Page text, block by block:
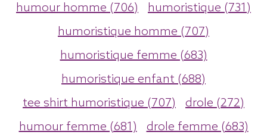
humour homme (706)
humoristique (731)
humoristique homme (707)
humoristique femme (683)
humoristique enfant (688)
tee shirt humoristique (707)
drole (272)
humour femme (681)
drole femme (683)